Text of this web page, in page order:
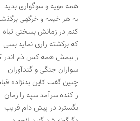
همه مویه و سوگواری بدید
به هر خیمه و خرگهی
کنم در زمانش بسختی تباه
که برکشته زاری نماید بسی
ز بیمش همه کس دَم اندر
سواران جنگی و گندآوران
چنین گفت کاین بدنژاده
ز کنده سرآمد سپه را زمان
بگسترد در پیش دام فریب